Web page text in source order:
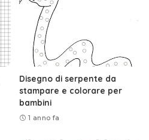
Disegno di serpente da
stampare e colorare per
bambini
1 anno fa